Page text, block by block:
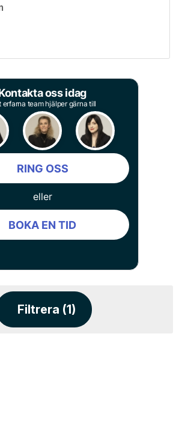
oss idag
erfarna team hjälper gärna till
RING OSS
eller
BOKA EN TID
Filtrera (1)